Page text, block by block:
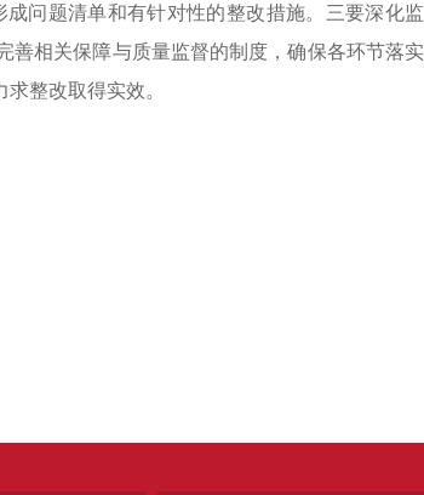
问题清单和有针对性的整改措施。三要深化监
善相关保障与质量监督的制度，确保各环节落实
整改取得实效。